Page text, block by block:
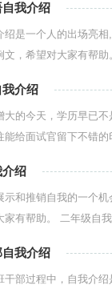
自我介绍
绍是一个人的出场亮
文，希望对大家有帮
介绍
大的今天，学历早已
能给面试官留下不错
绍
示和推销自我的一个
家有帮助。 二年级自
我介绍
干部过程中，自我介